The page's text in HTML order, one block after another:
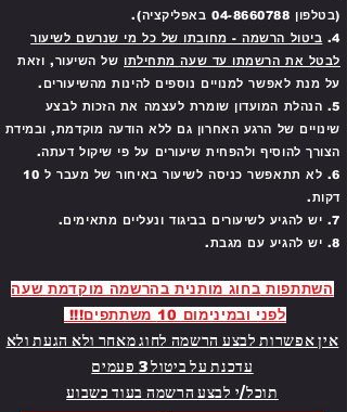
(בטלפון 04-8660788 באפליקציה).
4.
ביטול הרשמה - מחובתו של כל מי שנרשם לשיעור
לבטל את הרשמתו עד שעה מתחילתו של השיעור, וזאת
על מנת לאפשר למנויים נוספים להינות מהשיעורים.
5. הנהלת המועדון שומרת לעצמה את הזכות לבצע
שינויים של הרגע האחרון גם ללא הודעה מוקדמת, ובמידת
הצורך להוסיף ולהפחית שיעורים על פי שיקול דעתה.
6. לא תתאפשר כניסה לשיעור באיחור של מעבר ל 10
דקות.
7. יש להגיע לשיעורים בביגוד ונעליים מתאימים.
8. יש להגיע עם מגבת.
השתתפות בחוג מותנית בהרשמה מוקדמת שעה
לפני ובמינימום 10 משתתפים!!!
אין אפשרות לבצע הרשמה לחוג מאחר ולא הגעת ולא
עדכנת על ביטול 3 פעמים
תוכל/י לבצע הרשמה בעוד כשבוע
Powered by
InnoTech Apps